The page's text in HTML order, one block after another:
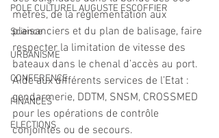
POLE CULTUREL AUGUSTE ESCOFFIER
Science
URBANISME
CONFERENCE
FINANCES
ELECTIONS
mètres, de la réglementation aux
plaisanciers et du plan de balisage, faire
respecter la limitation de vitesse des
bateaux dans le chenal d’accès au port.
Aide aux différents services de l’Etat :
gendarmerie, DDTM, SNSM, CROSSMED
pour les opérations de contrôle
conjointes ou de secours.